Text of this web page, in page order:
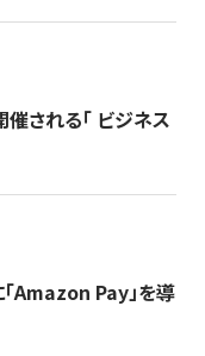
される「 ビジネス
Amazon Pay」を導